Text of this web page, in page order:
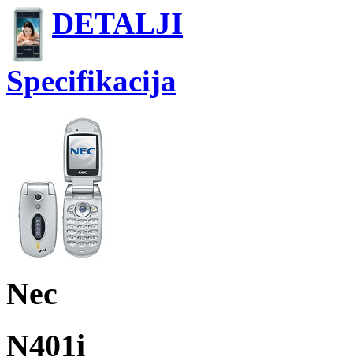
DETALJI
Specifikacija
Nec
N401i